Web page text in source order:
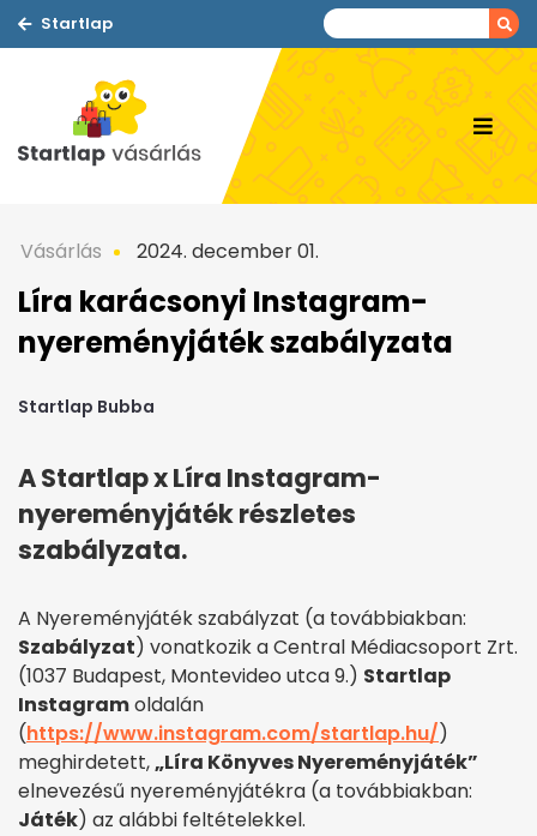
Startlap
Vásárlás 2024. december 01.
Líra karácsonyi Instagram-
nyereményjáték szabályzata
Startlap Bubba
A Startlap x Líra Instagram-
nyereményjáték részletes
szabályzata.
A Nyereményjáték szabályzat (a továbbiakban:
Szabályzat) vonatkozik a Central Médiacsoport Zrt.
(1037 Budapest, Montevideo utca 9.) Startlap
Instagramoldalán
(https://www.instagram.com/startlap.hu/)
meghirdetett,„Líra Könyves Nyereményjáték”
elnevezésű nyereményjátékra (a továbbiakban:
Játék) az alábbi feltételekkel.